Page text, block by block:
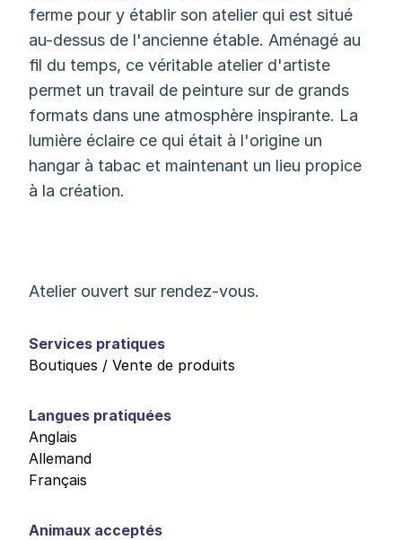
ferme pour y établir son atelier qui est situé
au-dessus de l'ancienne étable. Aménagé au
fil du temps, ce véritable atelier d'artiste
permet un travail de peinture sur de grands
formats dans une atmosphère inspirante. La
lumière éclaire ce qui était à l'origine un
hangar à tabac et maintenant un lieu propice
à la création.
Atelier ouvert sur rendez-vous.
Services pratiques
Boutiques / Vente de produits
Langues pratiquées
Anglais
Allemand
Français
Animaux acceptés